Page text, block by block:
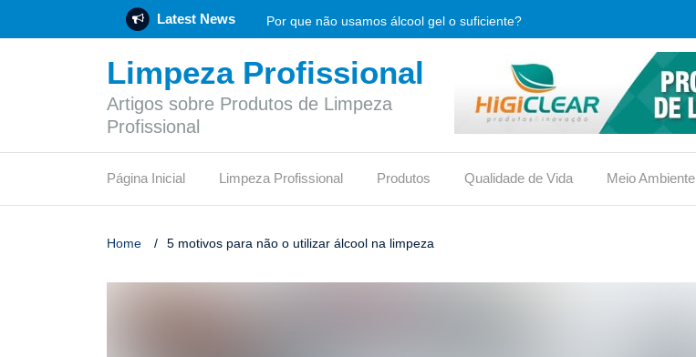
Latest News Por que não usamos álcool gel o suficiente?
Rotulagem Ambiental: O que é e qual sua importância.
Empresa de produtos de limpeza, o que verificar antes de comprar?
Vinagre de limpeza: funciona ou traz riscos?
Limpeza Profissional
Artigos sobre Produtos de Limpeza
Profissional
Página Inicial Limpeza Profissional Produtos Qualidade de Vida Meio Ambiente
Home / 5 motivos para não o utilizar álcool na limpeza